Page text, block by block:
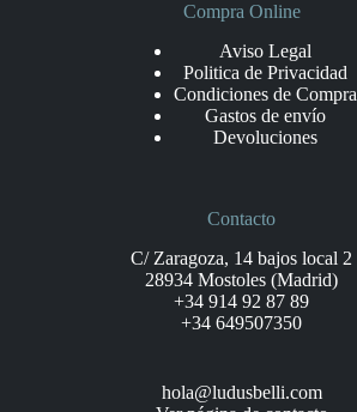
Compra Online
Aviso Legal
Politica de Privacidad
Condiciones de Compra
Gastos de envío
Devoluciones
Contacto
C/ Zaragoza, 14 bajos local 2
28934 Mostoles (Madrid)
+34 914 92 87 89
+34 649507350
hola@ludusbelli.com